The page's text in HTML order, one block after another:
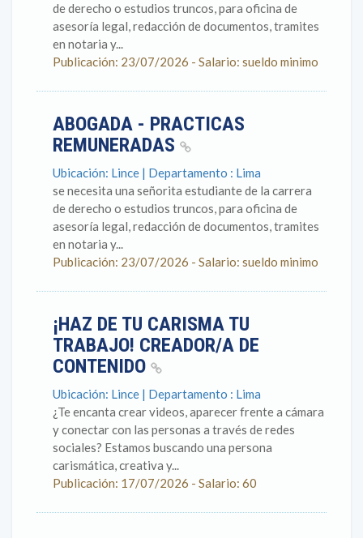
de derecho o estudios truncos, para oficina de
asesoría legal, redacción de documentos, tramites
en notaria y...
Publicación: 23/07/2026 - Salario: sueldo minimo
ABOGADA - PRACTICAS
REMUNERADAS
Ubicación: Lince | Departamento : Lima
se necesita una señorita estudiante de la carrera
de derecho o estudios truncos, para oficina de
asesoría legal, redacción de documentos, tramites
en notaria y...
Publicación: 23/07/2026 - Salario: sueldo minimo
¡HAZ DE TU CARISMA TU
TRABAJO! CREADOR/A DE
CONTENIDO
Ubicación: Lince | Departamento : Lima
¿Te encanta crear videos, aparecer frente a cámara
y conectar con las personas a través de redes
sociales? Estamos buscando una persona
carismática, creativa y...
Publicación: 17/07/2026 - Salario: 60